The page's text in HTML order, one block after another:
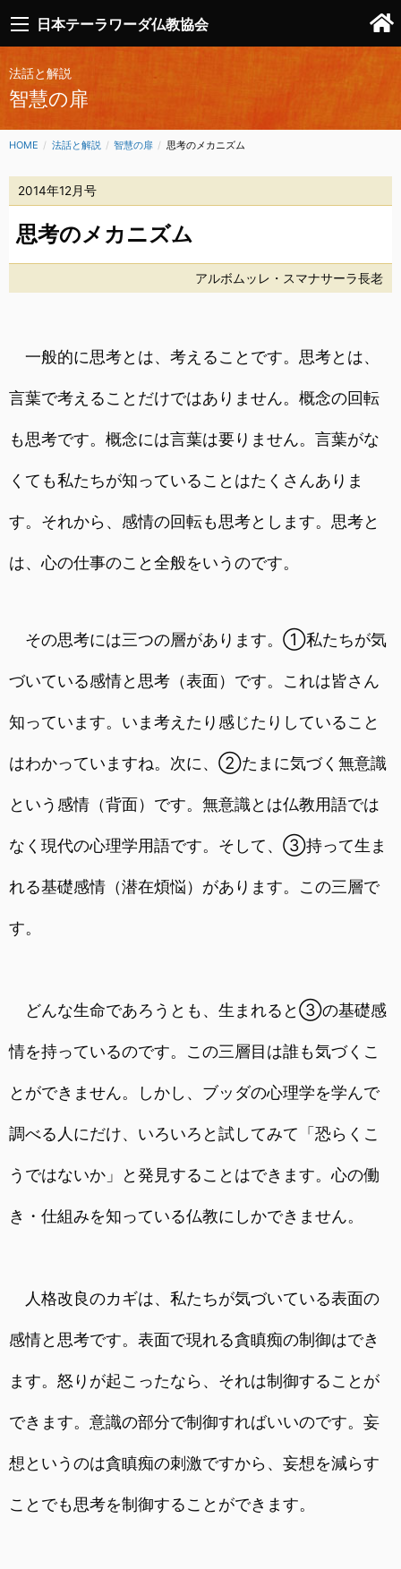
日本テーラワーダ仏教協会
法話と解説
智慧の扉
HOME 法話と解説 智慧の扉 CURRENT:
思考のメカニズム
2014年12月号
思考のメカニズム
アルボムッレ・スマナサーラ長老
一般的に思考とは、考えることです。思考とは、
言葉で考えることだけではありません。概念の回転
も思考です。概念には言葉は要りません。言葉がな
くても私たちが知っていることはたくさんありま
す。それから、感情の回転も思考とします。思考と
は、心の仕事のこと全般をいうのです。
その思考には三つの層があります。①私たちが気
づいている感情と思考（表面）です。これは皆さん
知っています。いま考えたり感じたりしていること
はわかっていますね。次に、②たまに気づく無意識
という感情（背面）です。無意識とは仏教用語では
なく現代の心理学用語です。そして、③持って生ま
れる基礎感情（潜在煩悩）があります。この三層で
す。
どんな生命であろうとも、生まれると③の基礎感
情を持っているのです。この三層目は誰も気づくこ
とができません。しかし、ブッダの心理学を学んで
調べる人にだけ、いろいろと試してみて「恐らくこ
うではないか」と発見することはできます。心の働
き・仕組みを知っている仏教にしかできません。
人格改良のカギは、私たちが気づいている表面の
感情と思考です。表面で現れる貪瞋痴の制御はでき
ます。怒りが起こったなら、それは制御することが
できます。意識の部分で制御すればいいのです。妄
想というのは貪瞋痴の刺激ですから、妄想を減らす
ことでも思考を制御することができます。